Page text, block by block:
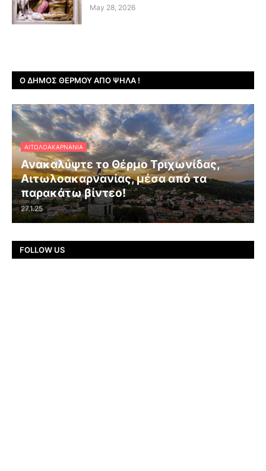
May 28, 2026
Ο ΔΉΜΟΣ ΘΈΡΜΟΥ ΑΠΌ ΨΗΛΆ !
ΑΙΤΩΛΟΑΚΑΡΝΑΝΊΑ
Ανακαλύψτε το Θέρμο Τριχωνίδας,
Αιτωλοακαρνανίας, μέσα από τα
παρακάτω βίντεο!
27.1.25
FOLLOW US